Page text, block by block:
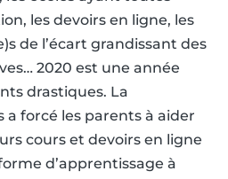
les devoirs en ligne, les
de l’écart grandissant des
2020 est une année
drastiques. La
a forcé les parents à aider
cours et devoirs en ligne
d’apprentissage à